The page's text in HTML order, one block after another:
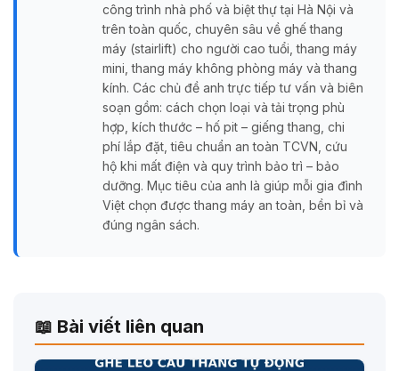
công trình nhà phố và biệt thự tại Hà Nội và
trên toàn quốc, chuyên sâu về ghế thang
máy (stairlift) cho người cao tuổi, thang máy
mini, thang máy không phòng máy và thang
kính. Các chủ đề anh trực tiếp tư vấn và biên
soạn gồm: cách chọn loại và tải trọng phù
hợp, kích thước – hố pit – giếng thang, chi
phí lắp đặt, tiêu chuẩn an toàn TCVN, cứu
hộ khi mất điện và quy trình bảo trì – bảo
dưỡng. Mục tiêu của anh là giúp mỗi gia đình
Việt chọn được thang máy an toàn, bền bỉ và
đúng ngân sách.
📖 Bài viết liên quan